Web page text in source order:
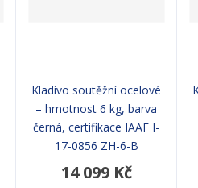
Kladivo soutěžní ocelové
– hmotnost 6 kg, barva
černá, certifikace IAAF I-
17-0856 ZH-6-B
14 099 Kč